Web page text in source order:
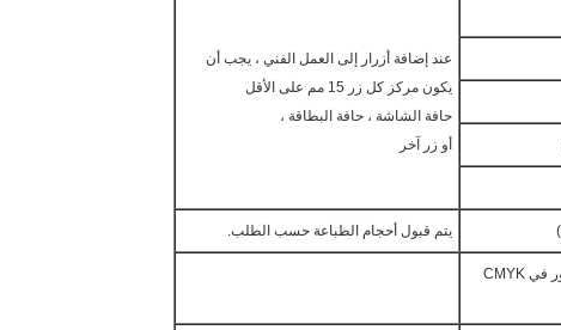
عند إضافة أزرار إلى العمل الفني ، يجب أن
يكون مركز كل زر 15 مم على الأقل
حافة الشاشة ، حافة البطاقة ،
أو زر آخر
يتم قبول أحجام الطباعة حسب الطلب.
يرجى التأكد من توفير جميع الصور في CMYK